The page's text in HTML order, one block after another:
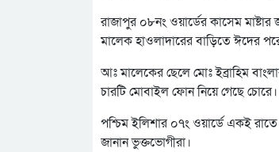
রাজাপুর ০৮নং ওয়ার্ডের কাসেম
মালেক হাওলাদারের বাড়িতে ঈদের
আঃ মালেকের ছেলে মোঃ ইব্রাহিম
চারটি মোবাইল ফোন নিয়ে গেছে চোরে।
পশ্চিম ইলিশার ০৭ং ওয়ার্ডে একই রাতে
জানান ভুক্তভোগীরা।